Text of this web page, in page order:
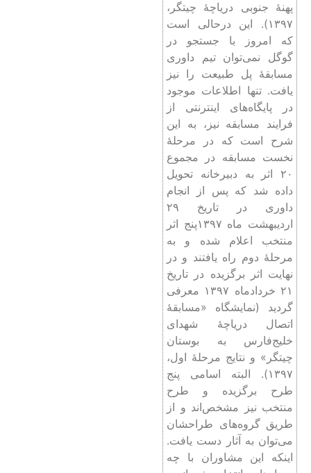
پهنۀ جنوبی دریاچۀ چیتگر،
۱۳۹۷). این درحالی است
که امروز با جستجو در
گوگل نمی‌توان تیم داوری
مسابقۀ پل طبیعت را نیز
یافت. تنها اطلاعات موجود
در پایگاه‌های اینترنتی از
فرایند مسابقه نیز، به این
شرح است که در مرحلۀ
نخست مسابقه در مجموع
۲۰ اثر به دبیرخانه تحویل
داده شد که پس از انجام
اردیبهشت ماه ۱۳۹۷پنج اثر
منتخب اعلام شده و به
مرحلۀ دوم راه یافتند و در
نهایت اثر برگزیده در تاریخ
۲۱ خردادماه ۱۳۹۷ معرفی
گردید (نمایشگاه «مسابقۀ
اتصال دریاچۀ شهدای
خلیج‌فارس به بوستان
چیتگر» و نتایج مرحلۀ اول،
۱۳۹۷). البته اسامی پنج
طرح برگزیده و طرح
منتخب نیز مشخص‌اند و از
طریق گروه‌های طراحشان
می‌توان به آثار دست‌ یافت.
اینکه این مشاوران با چه